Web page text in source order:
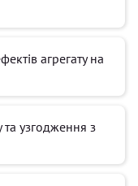
агрегату на
та узгодження з